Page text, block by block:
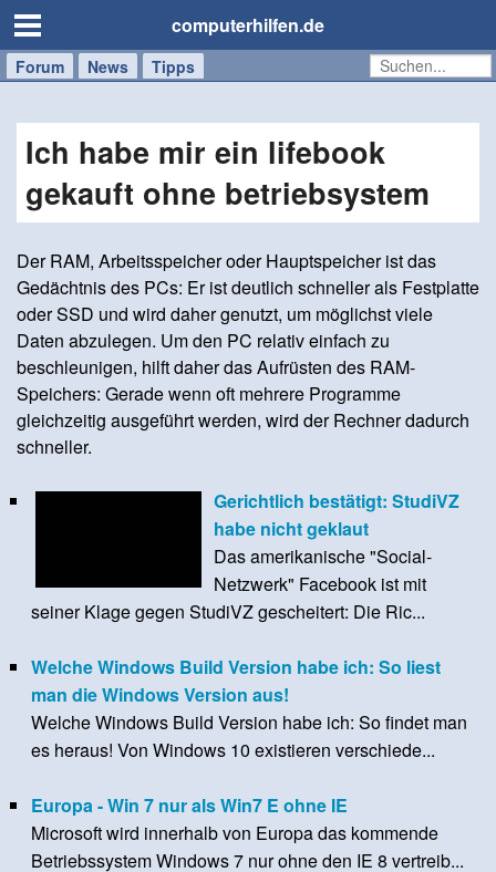
computerhilfen.de
Forum News Tipps
Handy
Windows
Mac
Ich habe mir ein lifebook
gekauft ohne betriebsystem
Der RAM, Arbeitsspeicher oder Hauptspeicher ist das
Gedächtnis des PCs: Er ist deutlich schneller als Festplatte
oder SSD und wird daher genutzt, um möglichst viele
Daten abzulegen. Um den PC relativ einfach zu
beschleunigen, hilft daher das Aufrüsten des RAM-
Speichers: Gerade wenn oft mehrere Programme
gleichzeitig ausgeführt werden, wird der Rechner dadurch
schneller.
Gerichtlich bestätigt: StudiVZ
habe nicht geklaut
Das amerikanische "Social-
Netzwerk" Facebook ist mit
seiner Klage gegen StudiVZ gescheitert: Die Ric...
Welche Windows Build Version habe ich: So liest
man die Windows Version aus!
Welche Windows Build Version habe ich: So findet man
es heraus! Von Windows 10 existieren verschiede...
Europa - Win 7 nur als Win7 E ohne IE
Microsoft wird innerhalb von Europa das kommende
Betriebssystem Windows 7 nur ohne den IE 8 vertreib...